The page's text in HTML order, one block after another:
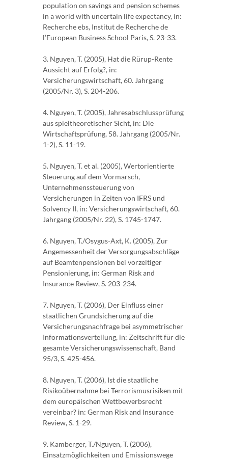
population on savings and pension schemes
in a world with uncertain life expectancy, in:
Recherche ebs, Institut de Recherche de
l’European Business School Paris, S. 23-33.
3. Nguyen, T. (2005), Hat die Rürup-Rente
Aussicht auf Erfolg?, in:
Versicherungswirtschaft, 60. Jahrgang
(2005/Nr. 3), S. 204-206.
4. Nguyen, T. (2005), Jahresabschlussprüfung
aus spieltheoretischer Sicht, in: Die
Wirtschaftsprüfung, 58. Jahrgang (2005/Nr.
1-2), S. 11-19.
5. Nguyen, T. et al. (2005), Wertorientierte
Steuerung auf dem Vormarsch,
Unternehmenssteuerung von
Versicherungen in Zeiten von IFRS und
Solvency II, in: Versicherungswirtschaft, 60.
Jahrgang (2005/Nr. 22), S. 1745-1747.
6. Nguyen, T./Osygus-Axt, K. (2005), Zur
Angemessenheit der Versorgungsabschläge
auf Beamtenpensionen bei vorzeitiger
Pensionierung, in: German Risk and
Insurance Review, S. 203-234.
7. Nguyen, T. (2006), Der Einfluss einer
staatlichen Grundsicherung auf die
Versicherungsnachfrage bei asymmetrischer
Informationsverteilung, in: Zeitschrift für die
gesamte Versicherungswissenschaft, Band
95/3, S. 425-456.
8. Nguyen, T. (2006), Ist die staatliche
Risikoübernahme bei Terrorismusrisiken mit
dem europäischen Wettbewerbsrecht
vereinbar? in: German Risk and Insurance
Review, S. 1-29.
9. Kamberger, T./Nguyen, T. (2006),
Einsatzmöglichkeiten und Emissionswege